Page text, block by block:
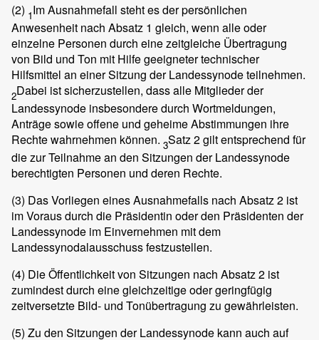
(2) 1Im Ausnahmefall steht es der persönlichen
Anwesenheit nach Absatz 1 gleich, wenn alle oder
einzelne Personen durch eine zeitgleiche Übertragung
von Bild und Ton mit Hilfe geeigneter technischer
Hilfsmittel an einer Sitzung der Landessynode teilnehmen.
2Dabei ist sicherzustellen, dass alle Mitglieder der
Landessynode insbesondere durch Wortmeldungen,
Anträge sowie offene und geheime Abstimmungen ihre
Rechte wahrnehmen können. 3Satz 2 gilt entsprechend für
die zur Teilnahme an den Sitzungen der Landessynode
berechtigten Personen und deren Rechte.
(3) Das Vorliegen eines Ausnahmefalls nach Absatz 2 ist
im Voraus durch die Präsidentin oder den Präsidenten der
Landessynode im Einvernehmen mit dem
Landessynodalausschuss festzustellen.
(4) Die Öffentlichkeit von Sitzungen nach Absatz 2 ist
zumindest durch eine gleichzeitige oder geringfügig
zeitversetzte Bild- und Tonübertragung zu gewährleisten.
(5) Zu den Sitzungen der Landessynode kann auch auf